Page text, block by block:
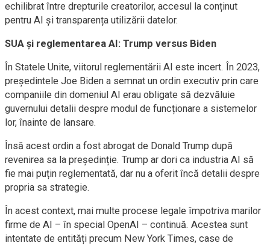
echilibrat între drepturile creatorilor, accesul la conținut
pentru AI și transparența utilizării datelor.
SUA și reglementarea AI: Trump versus Biden
În Statele Unite, viitorul reglementării AI este incert. În 2023,
președintele Joe Biden a semnat un ordin executiv prin care
companiile din domeniul AI erau obligate să dezvăluie
guvernului detalii despre modul de funcționare a sistemelor
lor, înainte de lansare.
Însă acest ordin a fost abrogat de Donald Trump după
revenirea sa la președinție. Trump ar dori ca industria AI să
fie mai puțin reglementată, dar nu a oferit încă detalii despre
propria sa strategie.
În acest context, mai multe procese legale împotriva marilor
firme de AI – în special OpenAI – continuă. Acestea sunt
intentate de entități precum New York Times, case de